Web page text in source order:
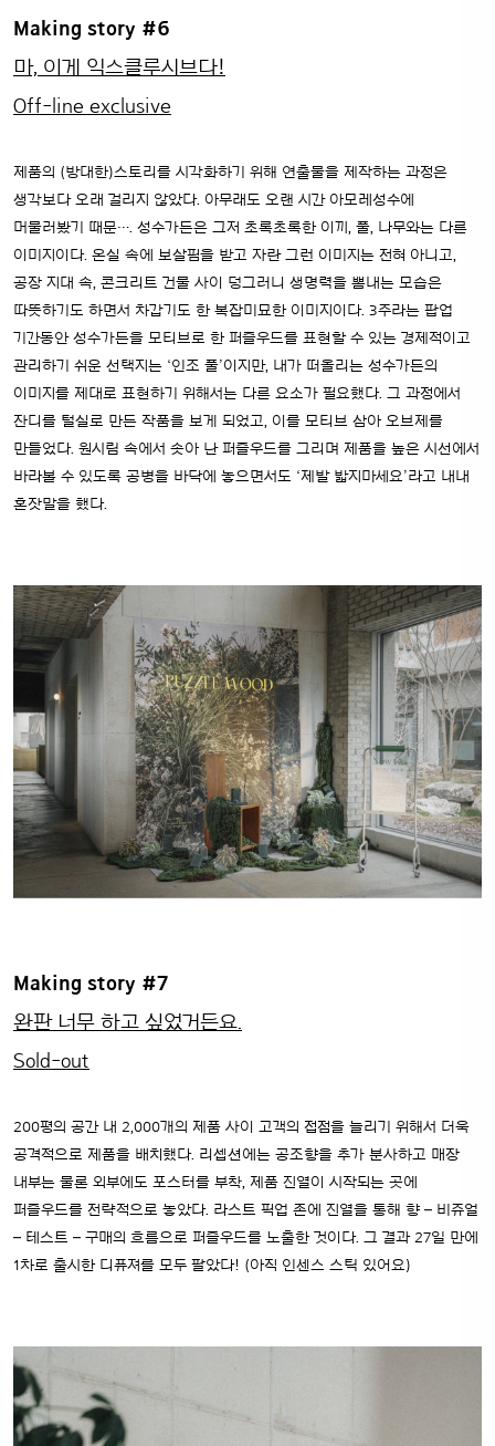
Making story #6
마, 이게 익스클루시브다!
Off-line exclusive
제품의 (방대한)스토리를 시각화하기 위해 연출물을 제작하는 과정은
생각보다 오래 걸리지 않았다. 아무래도 오랜 시간 아모레성수에
머물러봤기 때문…. 성수가든은 그저 초록초록한 이끼, 풀, 나무와는 다른
이미지이다. 온실 속에 보살핌을 받고 자란 그런 이미지는 전혀 아니고,
공장 지대 속, 콘크리트 건물 사이 덩그러니 생명력을 뽐내는 모습은
따뜻하기도 하면서 차갑기도 한 복잡미묘한 이미지이다. 3주라는 팝업
기간동안 성수가든을 모티브로 한 퍼즐우드를 표현할 수 있는 경제적이고
관리하기 쉬운 선택지는 ‘인조 풀’이지만, 내가 떠올리는 성수가든의
이미지를 제대로 표현하기 위해서는 다른 요소가 필요했다. 그 과정에서
잔디를 털실로 만든 작품을 보게 되었고, 이를 모티브 삼아 오브제를
만들었다. 원시림 속에서 솟아 난 퍼즐우드를 그리며 제품을 높은 시선에서
바라볼 수 있도록 공병을 바닥에 놓으면서도 ‘제발 밟지마세요’라고 내내
혼잣말을 했다.
Making story #7
완판 너무 하고 싶었거든요.
Sold-out
200평의 공간 내 2,000개의 제품 사이 고객의 접점을 늘리기 위해서 더욱
공격적으로 제품을 배치했다. 리셉션에는 공조향을 추가 분사하고 매장
내부는 물론 외부에도 포스터를 부착, 제품 진열이 시작되는 곳에
퍼즐우드를 전략적으로 놓았다. 라스트 픽업 존에 진열을 통해 향 – 비쥬얼
– 테스트 – 구매의 흐름으로 퍼즐우드를 노출한 것이다. 그 결과 27일 만에
1차로 출시한 디퓨져를 모두 팔았다! (아직 인센스 스틱 있어요)